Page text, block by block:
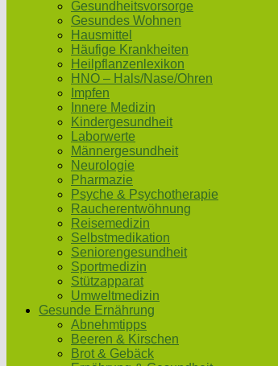
Gesundheitsvorsorge
Gesundes Wohnen
Hausmittel
Häufige Krankheiten
Heilpflanzenlexikon
HNO – Hals/Nase/Ohren
Impfen
Innere Medizin
Kindergesundheit
Laborwerte
Männergesundheit
Neurologie
Pharmazie
Psyche & Psychotherapie
Raucherentwöhnung
Reisemedizin
Selbstmedikation
Seniorengesundheit
Sportmedizin
Stützapparat
Umweltmedizin
Gesunde Ernährung
Abnehmtipps
Beeren & Kirschen
Brot & Gebäck